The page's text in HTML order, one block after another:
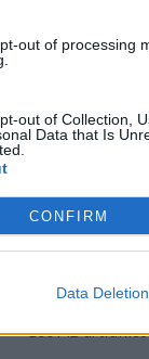
out of processing
out of Collection,
Data that Is
CONFIRM
Data Deletion
Tale offerta prevede
prevede il seguente
chiamate voce
chiamate voce
30 GB di traffico
100 MB di